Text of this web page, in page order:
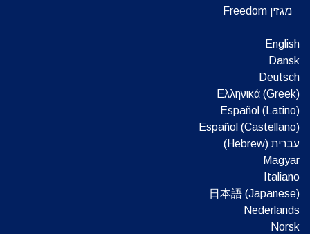
מגזין Freedom
English
Dansk
Deutsch
Ελληνικά (Greek)
Español (Latino)
Español (Castellano)
עברית (Hebrew)‏
Magyar
Italiano
日本語 (Japanese)
Nederlands
Norsk